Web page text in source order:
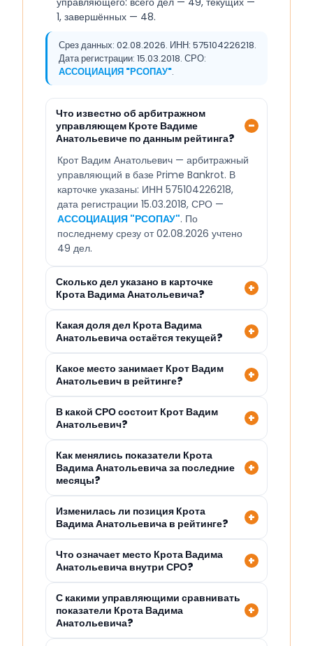
1, завершённых — 48.
Срез данных: 02.08.2026. ИНН: 575104226218.
Дата регистрации: 15.03.2018. СРО:
АССОЦИАЦИЯ "РСОПАУ".
Что известно об арбитражном
управляющем Кроте Вадиме
Анатольевиче по данным рейтинга?
Крот Вадим Анатольевич — арбитражный
управляющий в базе Prime Bankrot. В
карточке указаны: ИНН 575104226218,
дата регистрации 15.03.2018, СРО —
АССОЦИАЦИЯ "РСОПАУ". По
последнему срезу от 02.08.2026 учтено
49 дел.
Сколько дел указано в карточке
Крота Вадима Анатольевича?
Какая доля дел Крота Вадима
Анатольевича остаётся текущей?
Какое место занимает Крот Вадим
Анатольевич в рейтинге?
В какой СРО состоит Крот Вадим
Анатольевич?
Как менялись показатели Крота
Вадима Анатольевича за последние
месяцы?
Изменилась ли позиция Крота
Вадима Анатольевича в рейтинге?
Что означает место Крота Вадима
Анатольевича внутри СРО?
С какими управляющими сравнивать
показатели Крота Вадима
Анатольевича?